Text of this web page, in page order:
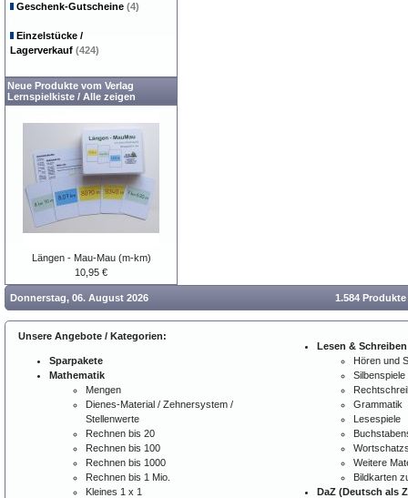
Geschenk-Gutscheine (4)
Einzelstücke /
Lagerverkauf (424)
Neue Produkte vom Verlag
Lernspielkiste / Alle zeigen
Längen - Mau-Mau (m-km)
10,95 €
Donnerstag, 06. August 2026 1.584
Unsere Angebote / Kategorien:
Sparpakete
Mathematik
Mengen
Dienes-Material / Zehnersystem /
Stellenwerte
Rechnen bis 20
Rechnen bis 100
Rechnen bis 1000
Rechnen bis 1 Mio.
Kleines 1 x 1
Lesen & Schreiben
Hören und
Silbenspiele
Grammatik
Lesespiele
Weitere
Bildkarten
DaZ (Deutsch als